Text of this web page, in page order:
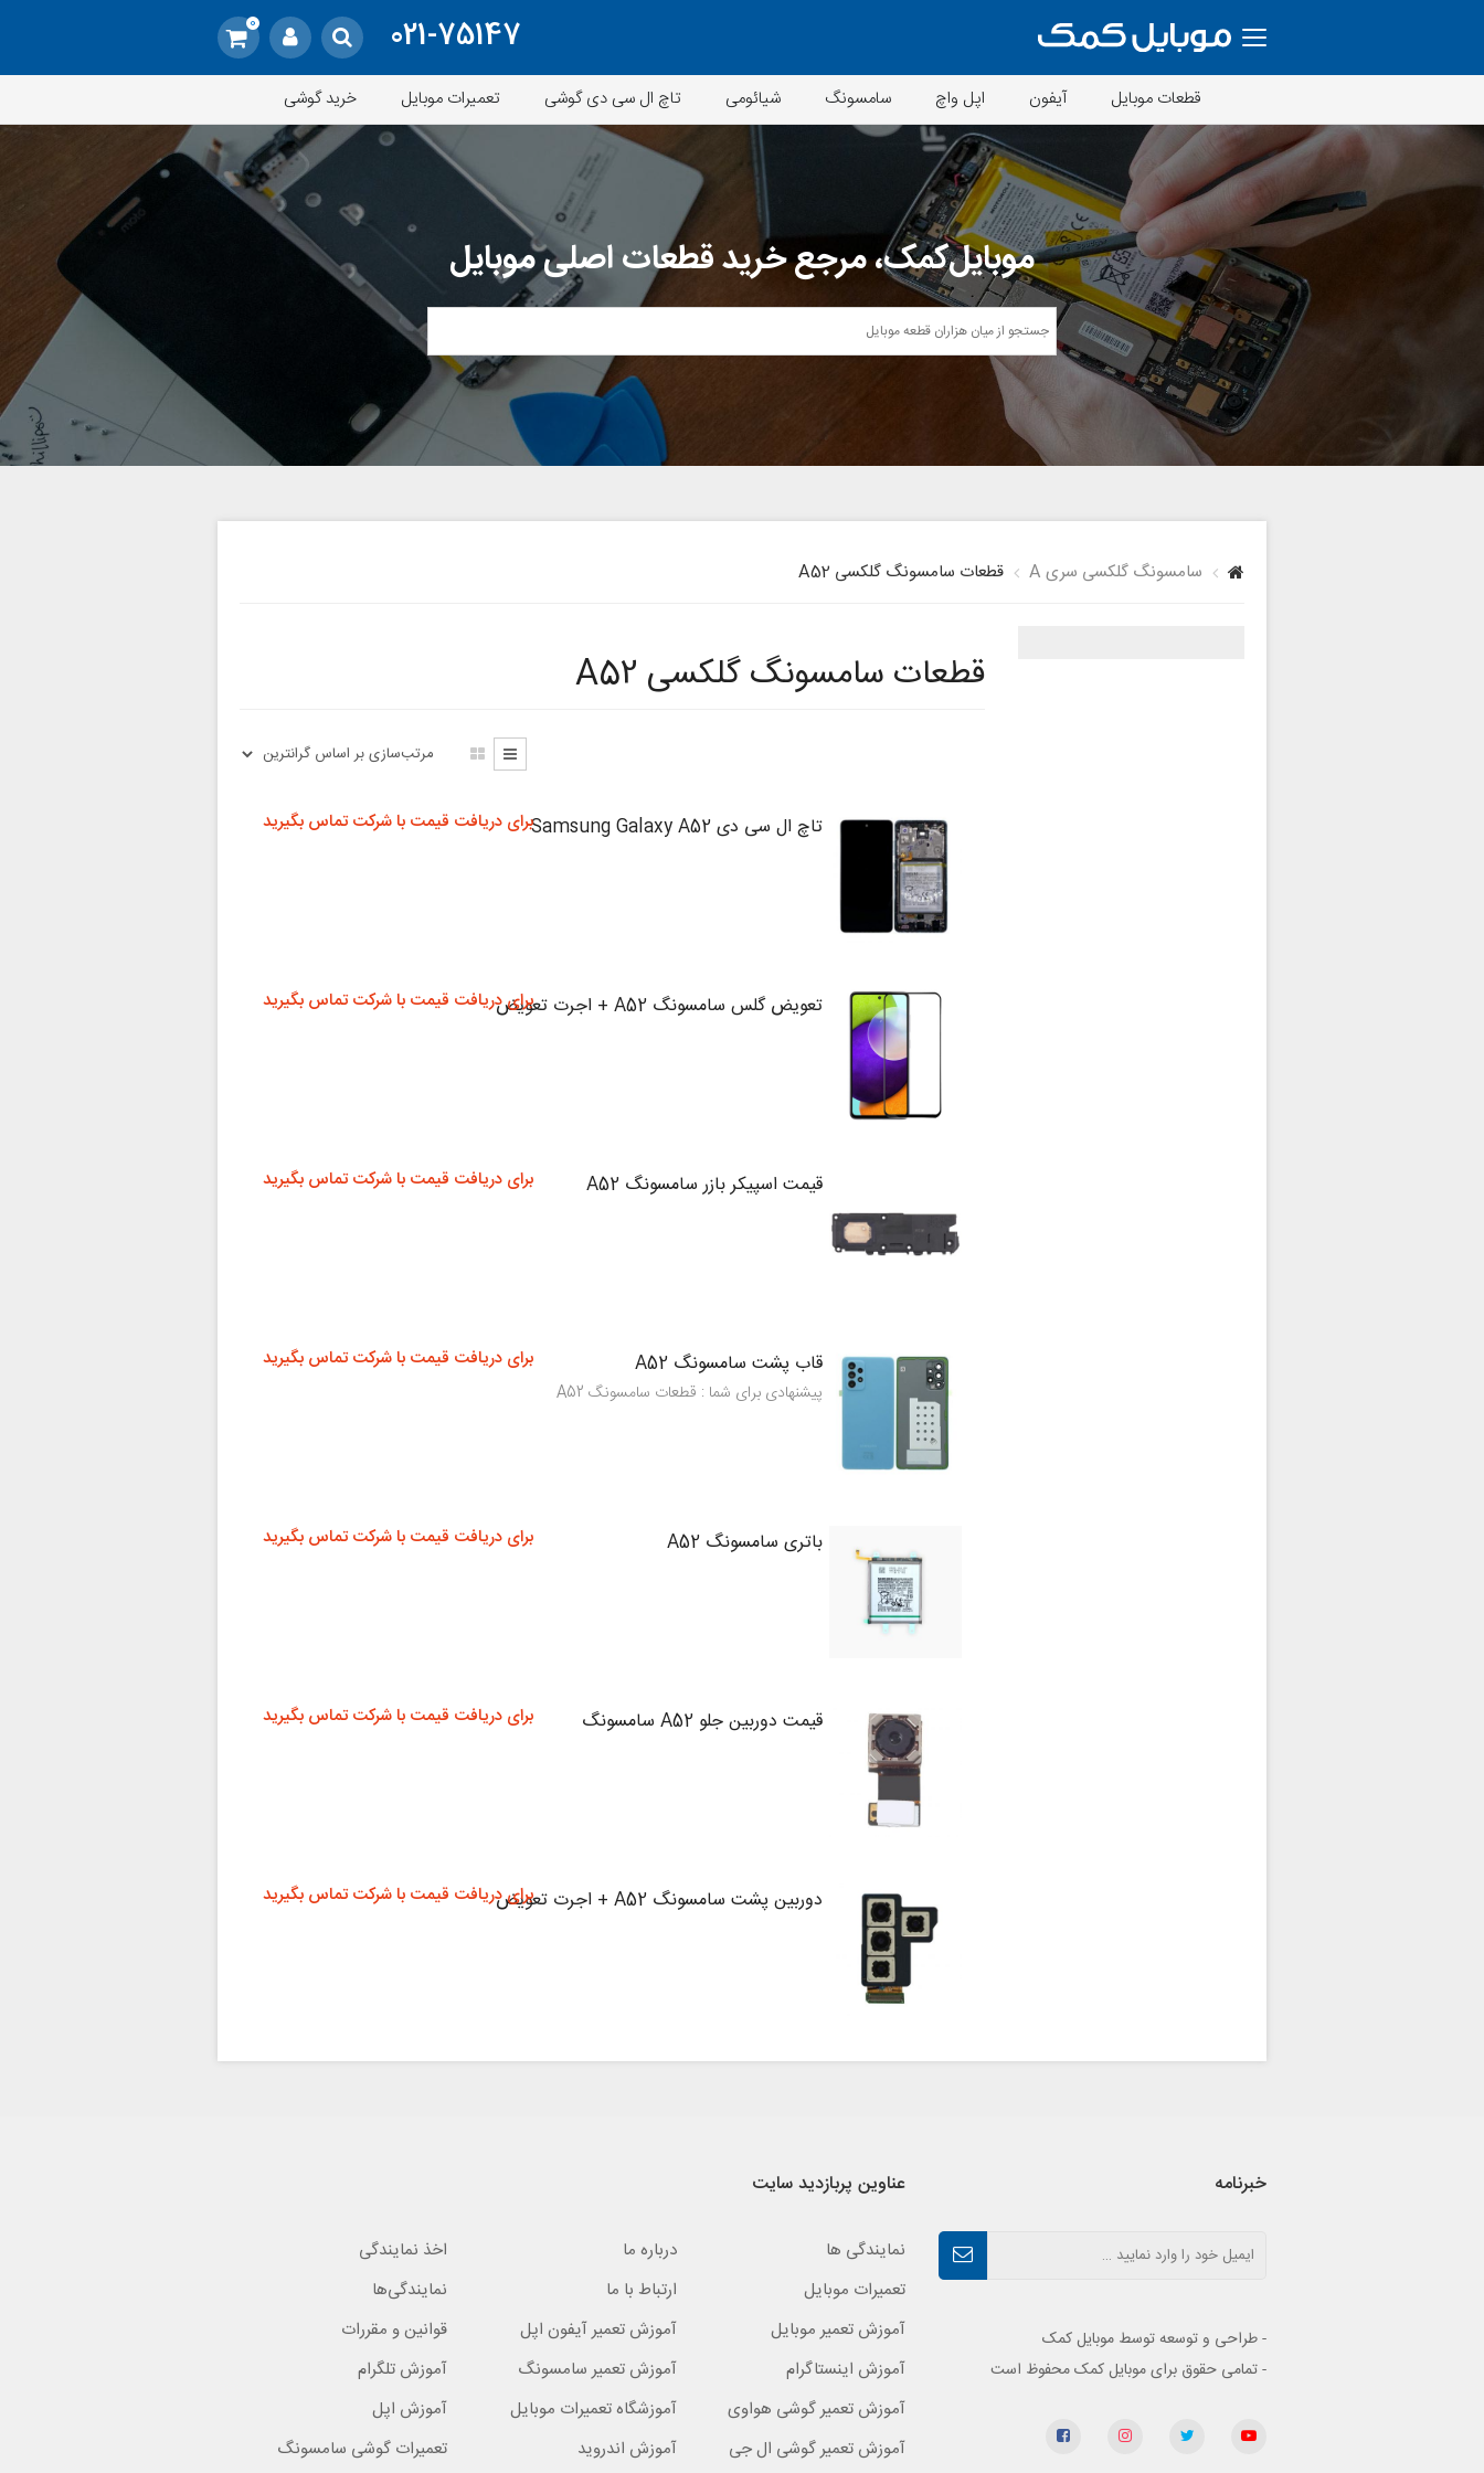
021-75147
0
قطعات موبایل آیفون اپل واچ سامسونگ شیائومی تاچ ال سی دی گوشی تعمیرات موبایل خرید گوشی
موبایل‌کمک، مرجع خرید قطعات اصلی موبایل
سامسونگ گلکسی سری A قطعات سامسونگ گلکسی A52
قطعات سامسونگ گلکسی A52
تاچ ال سی دی Samsung Galaxy A52 برای دریافت قیمت با شرکت تماس بگیرید
تعویض گلس سامسونگ A52 + اجرت تعویض برای دریافت قیمت با شرکت تماس بگیرید
قیمت اسپیکر بازر سامسونگ A52 برای دریافت قیمت با شرکت تماس بگیرید
قاب پشت سامسونگ A52
پیشنهادی برای شما : قطعات سامسونگ A52
برای دریافت قیمت با شرکت تماس بگیرید
باتری سامسونگ A52 برای دریافت قیمت با شرکت تماس بگیرید
قیمت دوربین جلو A52 سامسونگ برای دریافت قیمت با شرکت تماس بگیرید
دوربین پشت سامسونگ A52 + اجرت تعویض برای دریافت قیمت با شرکت تماس بگیرید
خبرنامه
- طراحی و توسعه توسط موبایل کمک
- تمامی حقوق برای موبایل کمک محفوظ است
عناوین پربازدید سایت
نمایندگی ها درباره ما
اخذ نمایندگی
تعمیرات موبایل
ارتباط با ما
نمایندگی‌ها
آموزش تعمیر موبایل
آموزش تعمیر آیفون اپل
قوانین و مقررات
آموزش اینستاگرام
آموزش تعمیر سامسونگ
آموزش تلگرام
آموزش تعمیر گوشی هواوی
آموزشگاه تعمیرات موبایل
آموزش اپل
آموزش تعمیر گوشی ال جی
آموزش اندروید تعمیرات گوشی سامسونگ